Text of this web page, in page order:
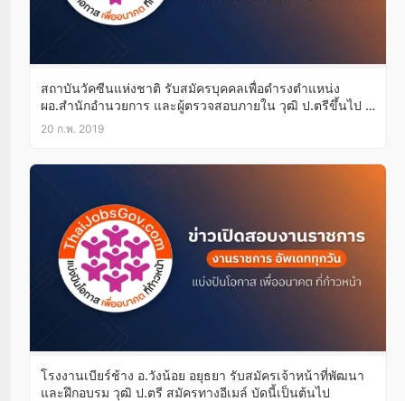
สถาบันวัคซีนแห่งชาติ รับสมัครบุคคลเพื่อดำรงตำแหน่ง
ผอ.สำนักอำนวยการ และผู้ตรวจสอบภายใน วุฒิ ป.ตรีขึ้นไป มี
ประสบการณ์ สมัครทางไปรษณีย์/ทางอีเมล์บัดนี้-15มี.ค.62
20 ก.พ. 2019
โรงงานเบียร์ช้าง อ.วังน้อย อยุธยา รับสมัครเจ้าหน้าที่พัฒนา
และฝึกอบรม วุฒิ ป.ตรี สมัครทางอีเมล์ บัดนี้เป็นต้นไป